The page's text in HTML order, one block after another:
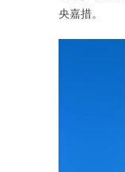
央嘉措。